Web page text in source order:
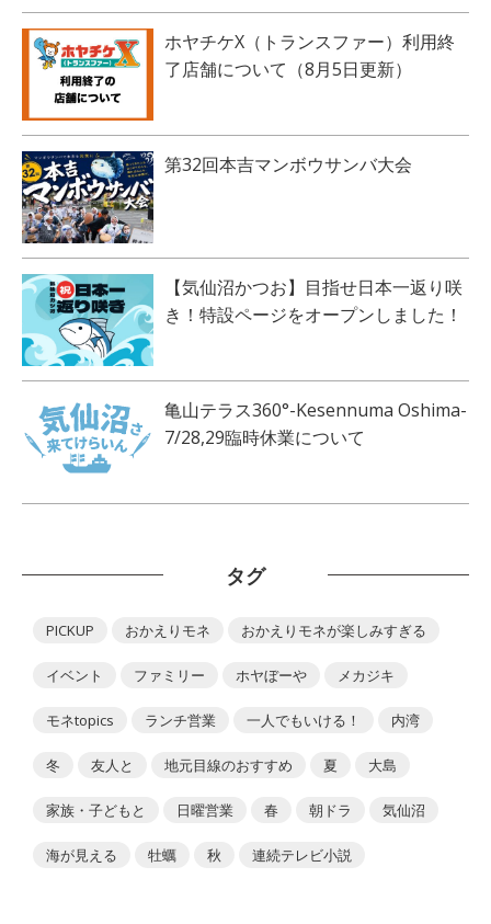
ホヤチケX（トランスファー）利用終
了店舗について（8月5日更新）
第32回本吉マンボウサンバ大会
【気仙沼かつお】目指せ日本一返り咲
き！特設ページをオープンしました！
亀山テラス360°-Kesennuma Oshima-
7/28,29臨時休業について
タグ
PICKUP おかえりモネ おかえりモネが楽しみすぎる
イベント ファミリー ホヤぼーや メカジキ
モネtopics ランチ営業 一人でもいける！ 内湾
冬 友人と 地元目線のおすすめ 夏 大島
家族・子どもと 日曜営業 春 朝ドラ 気仙沼
海が見える 牡蠣 秋 連続テレビ小説